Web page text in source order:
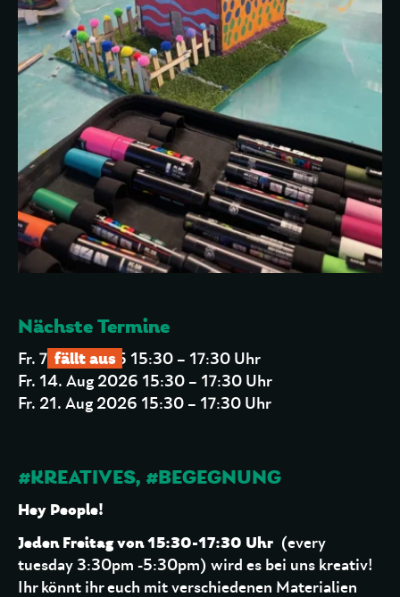
Nächste Termine
Fr. 7. Aug 2026 15:30 – 17:30 Uhr
fällt aus
Fr. 14. Aug 2026 15:30 – 17:30 Uhr
Fr. 21. Aug 2026 15:30 – 17:30 Uhr
#KREATIVES, #BEGEGNUNG
Hey People!
Jeden Freitag von 15:30-17:30 Uhr (every
tuesday 3:30pm -5:30pm) wird es bei uns kreativ!
Ihr könnt ihr euch mit verschiedenen Materialien